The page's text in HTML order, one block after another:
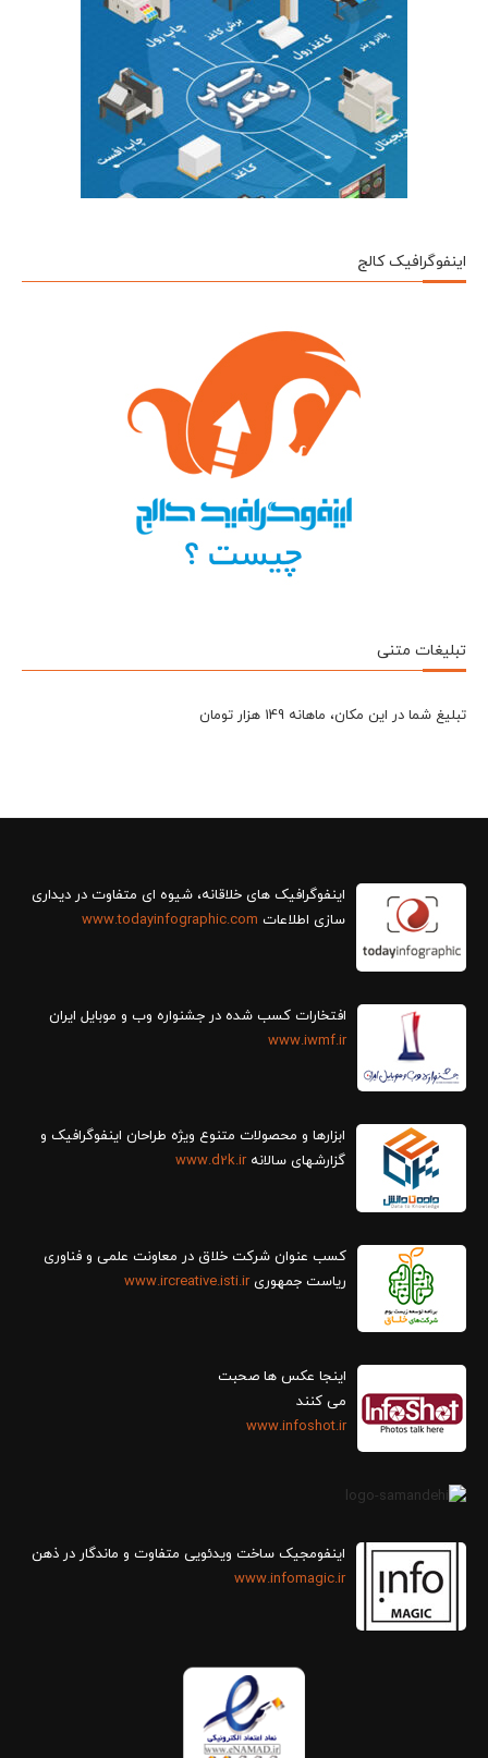
اینفوگرافیک کالج
تبلیغات متنی
تبلیغ شما در این مکان، ماهانه 149 هزار تومان
سازی اطلاعات www.todayinfographic.com
افتخارات کسب شده در جشنواره وب و موبایل ایران
www.iwmf.ir
ابزارها و محصولات متنوع ویژه طراحان اینفوگرافیک و
گزارش‎های سالانه
www.d2k.ir
کسب عنوان شرکت خلاق در معاونت علمی و فناوری
ریاست جمهوریwww.ircreative.isti.ir
اینجا عکس ها صحبت
می کنند
www.infoshot.ir
اینفومجیک ساخت ویدئویی متفاوت و ماندگار در ذهن
www.infomagic.ir